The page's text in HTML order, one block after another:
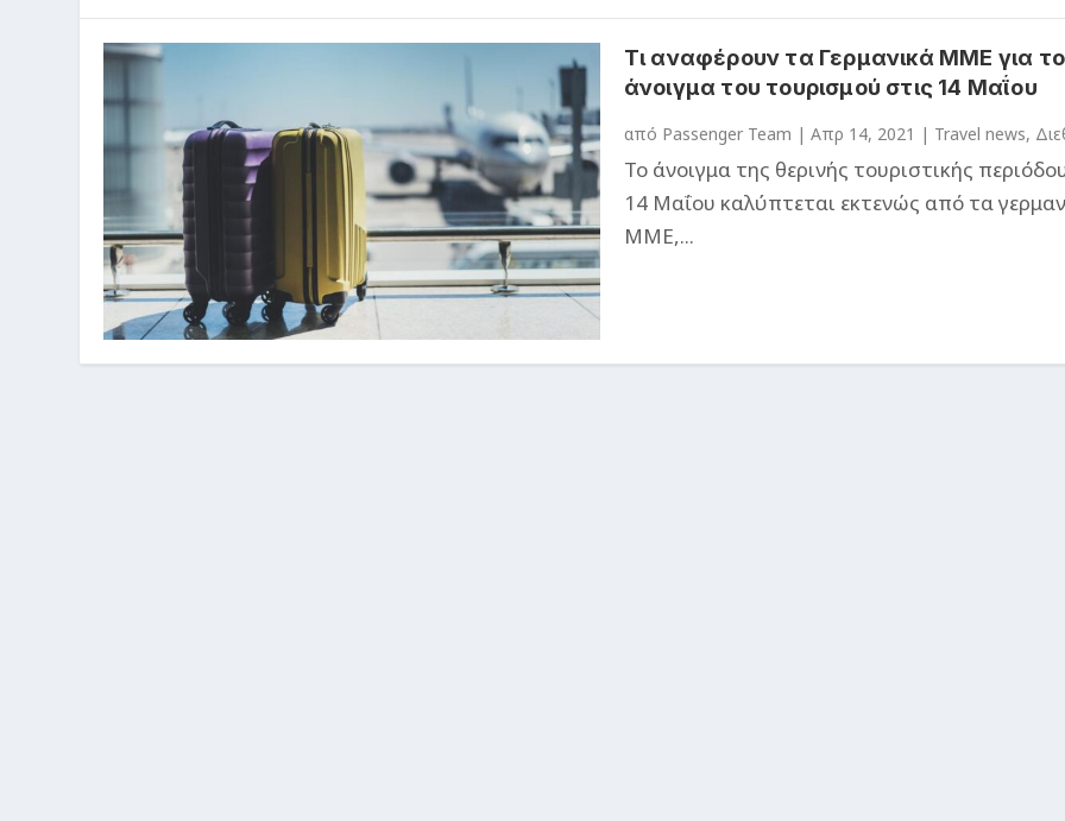
Τι αναφέρουν τα Γερμανικά ΜΜΕ για το
άνοιγμα του τουρισμού στις 14 Μαΐου
από Passenger Team | Απρ 14, 2021 | Travel news,
Το άνοιγμα της θερινής τουριστικής
14 Μαΐου καλύπτεται εκτενώς από τα
ΜΜΕ,...